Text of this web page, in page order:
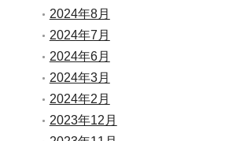
2024年8月
2024年7月
2024年6月
2024年3月
2024年2月
2023年12月